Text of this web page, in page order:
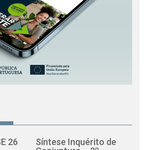
26
Síntese Inquérito de